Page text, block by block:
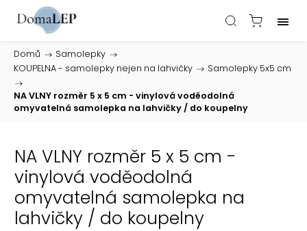
Domů / Samolepky /
KOUPELNA - samolepky nejen na lahvičky /
Samolepky 5x5 cm
/
NA VLNY rozměr 5 x 5 cm - vinylová voděodolná
omyvatelná samolepka na lahvičky / do koupelny
NA VLNY rozměr 5 x 5 cm -
vinylová voděodolná
omyvatelná samolepka na
lahvičky / do koupelny